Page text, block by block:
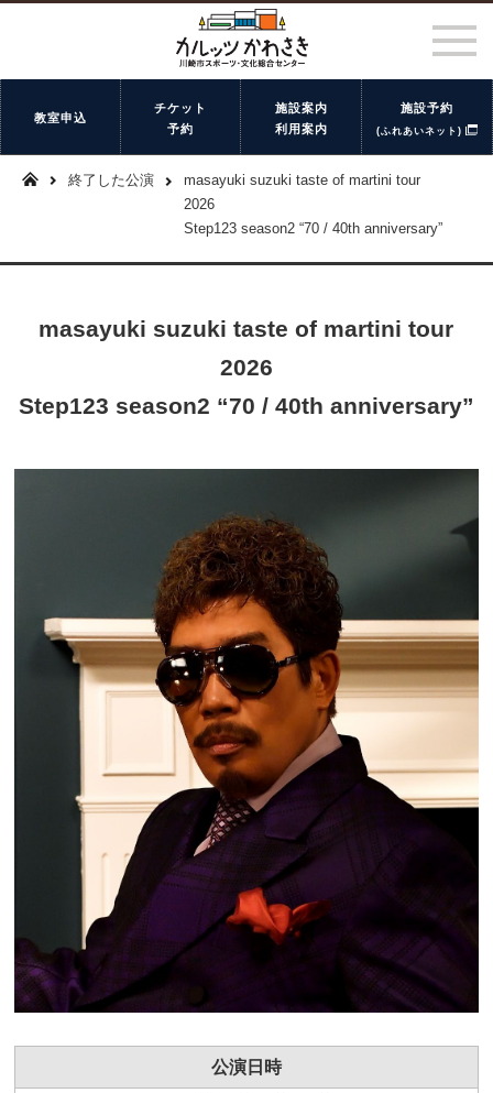
教室申込
チケット
予約
施設案内
利用案内
施設予約
(ふれあいネット)
終了した公演
masayuki suzuki taste of martini tour
2026
Step123 season2 “70 / 40th anniversary”
masayuki suzuki taste of martini tour
2026
Step123 season2 “70 / 40th anniversary”
公演日時